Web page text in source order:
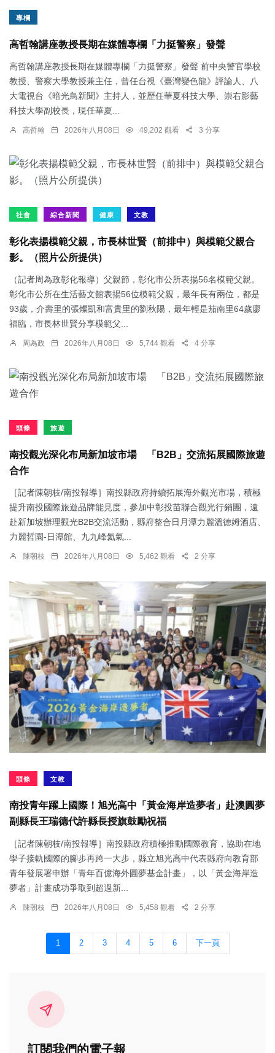
專欄
高哲翰講座教授長期在媒體專欄「力挺警察」發聲
高哲翰講座教授長期在媒體專欄「力挺警察」發聲 前中央警官學校
教授、警察大學教授兼主任，曾任台視《臺灣變色龍》評論人、八
大電視台《暗光鳥新聞》主持人，並歷任華夏科技大學、崇右影藝
科技大學副校長，現任華夏...
高哲翰 2026年八月08日 49,202 觀看 3 分享
社會 綜合新聞 健康 文教
彰化表揚模範父親，市長林世賢（前排中）與模範父親合
影。（照片公所提供）
（記者周為政彰化報導）父親節，彰化市公所表揚56名模範父親。
彰化市公所在生活藝文館表揚56位模範父親，最年長有兩位，都是
93歲，介壽里的張燦凱和富貴里的劉秋陽，最年輕是茄南里64歲廖
福臨，市長林世賢分享模範父...
周為政 2026年八月08日 5,744 觀看 4 分享
頭條 旅遊
南投觀光深化布局新加坡市場 「B2B」交流拓展國際旅遊
合作
［記者陳朝枝/南投報導］南投縣政府持續拓展海外觀光市場，積極
提升南投國際旅遊品牌能見度，參加中彰投苗聯合觀光行銷團，遠
赴新加坡辦理觀光B2B交流活動，縣府整合日月潭力麗溫德姆酒店、
力麗哲園-日潭館、九九峰氦氣...
陳朝枝 2026年八月08日 5,462 觀看 2 分享
頭條 文教
南投青年躍上國際！旭光高中「黃金海岸造夢者」赴澳圓夢
副縣長王瑞德代許縣長授旗鼓勵祝福
［記者陳朝枝/南投報導］南投縣政府積極推動國際教育，協助在地
學子接軌國際的腳步再跨一大步，縣立旭光高中代表縣府向教育部
青年發展署申辦「青年百億海外圓夢基金計畫」，以「黃金海岸造
夢者」計畫成功爭取到超過新...
陳朝枝 2026年八月08日 5,458 觀看 2 分享
1 2 3 4 5 6 下一頁
訂閱我們的電子報